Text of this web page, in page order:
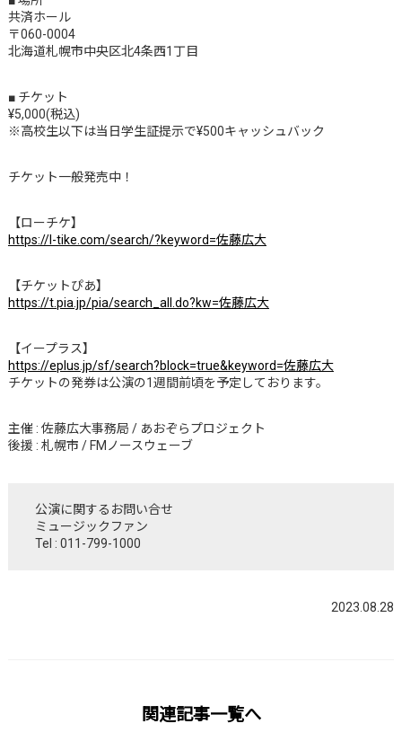
共済ホール
〒060-0004
北海道札幌市中央区北4条西1丁目
■ チケット
¥5,000(税込)
※高校生以下は当日学生証提示で¥500キャッシュバック
チケット一般発売中！
【ローチケ】
https://l-tike.com/search/?keyword=佐藤広大
【チケットぴあ】
https://t.pia.jp/pia/search_all.do?kw=佐藤広大
【イープラス】
https://eplus.jp/sf/search?block=true&keyword=佐藤広大
チケットの発券は公演の1週間前頃を予定しております。
主催 : 佐藤広大事務局 / あおぞらプロジェクト
後援 : 札幌市 / FMノースウェーブ
公演に関するお問い合せ
ミュージックファン
Tel : 011-799-1000
2023.08.28
関連記事一覧へ